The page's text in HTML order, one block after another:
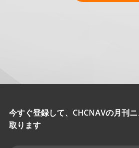
今すぐ登録して、CHCNAVの月刊
取ります